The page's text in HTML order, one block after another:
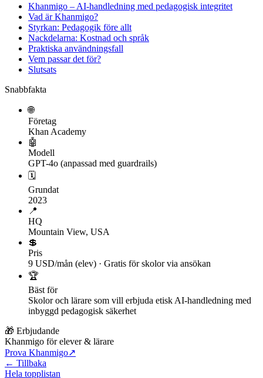
Khanmigo – AI-handledning med pedagogisk integritet
Vad är Khanmigo?
Styrkan: Pedagogik före allt
Nackdelarna: Kostnad och språk
Praktiska användningsfall
Vem passar det för?
Slutsats
Snabbfakta
🌐
Företag
Khan Academy
🤖
Modell
GPT-4o (anpassad med guardrails)
🗓
Grundat
2023
📍
HQ
Mountain View, USA
💲
Pris
9 USD/mån (elev) · Gratis för skolor via ansökan
🏆
Bäst för
Skolor och lärare som vill erbjuda etisk AI-handledning med
inbyggd pedagogisk säkerhet
🎁 Erbjudande
Khanmigo för elever & lärare
Prova Khanmigo↗
← Tillbaka
Hela topplistan